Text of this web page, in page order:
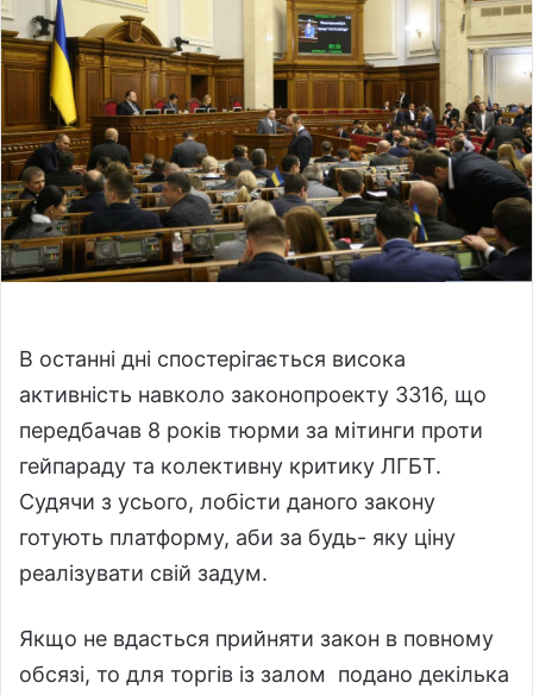
o
n
X
m
i
l
В останні дні спостерігається висока
активність навколо законопроекту 3316, що
передбачав 8 років тюрми за мітинги проти
гейпараду та колективну критику ЛГБТ.
Судячи з усього, лобісти даного закону
готують платформу, аби за будь- яку ціну
реалізувати свій задум.
Якщо не вдасться прийняти закон в повному
обсязі, то для торгів із залом подано декілька